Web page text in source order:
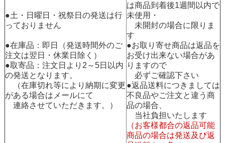
●土・日曜日・祝祭日の発送は行
っておりません
●在庫品：即日（発送時間外のご
注文は翌日・休業日除く）
●取寄品：注文日より2～5日以内
の発送となります。
（在庫切れ等により納期に変更
がある場合はメールにて
連絡させていただきます。）
は商品到着後1週間以内で
未使用・
未開封の場合に限りま
す
●お取り寄せ商品は返品を
お受け出来ない場合があ
りますので
必ずご確認下さい
●返品送料につきましては
不良品やご注文と違う商
品の場合、
当社負担いたします
（お客様都合の返品可能
商品の場合は発送及び返